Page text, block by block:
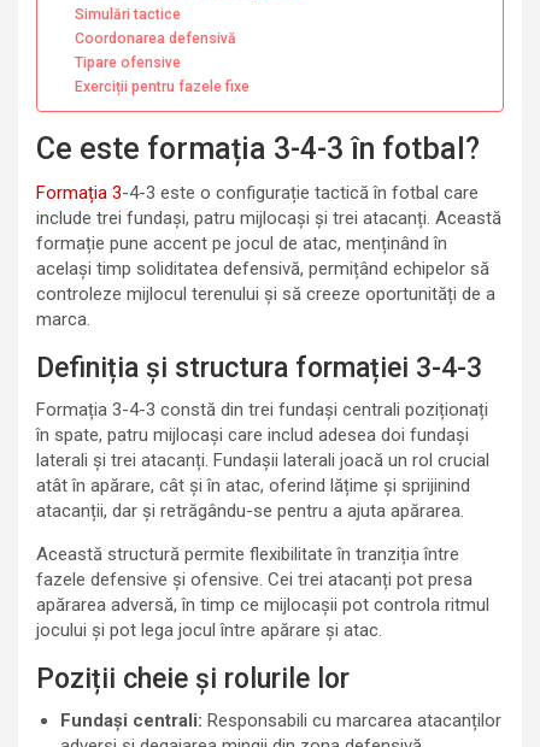
Simulări tactice
Coordonarea defensivă
Tipare ofensive
Exerciții pentru fazele fixe
Ce este formația 3-4-3 în fotbal?
Formația 3-4-3 este o configurație tactică în fotbal care
include trei fundași, patru mijlocași și trei atacanți. Această
formație pune accent pe jocul de atac, menținând în
același timp soliditatea defensivă, permițând echipelor să
controleze mijlocul terenului și să creeze oportunități de a
marca.
Definiția și structura formației 3-4-3
Formația 3-4-3 constă din trei fundași centrali poziționați
în spate, patru mijlocași care includ adesea doi fundași
laterali și trei atacanți. Fundașii laterali joacă un rol crucial
atât în apărare, cât și în atac, oferind lățime și sprijinind
atacanții, dar și retrăgându-se pentru a ajuta apărarea.
Această structură permite flexibilitate în tranziția între
fazele defensive și ofensive. Cei trei atacanți pot presa
apărarea adversă, în timp ce mijlocașii pot controla ritmul
jocului și pot lega jocul între apărare și atac.
Poziții cheie și rolurile lor
Fundași centrali: Responsabili cu marcarea atacanților